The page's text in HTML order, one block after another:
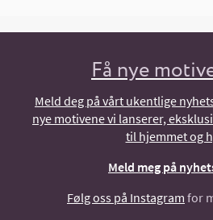
Få nye
Meld deg på vårt ukentlige
nye motivene vi lanserer,
til hjemmet og
Meld meg på
Følg oss på Instagram for